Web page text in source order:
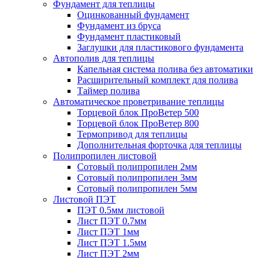
Фундамент для теплицы
Оцинкованный фундамент
Фундамент из бруса
Фундамент пластиковый
Заглушки для пластикового фундамента
Автополив для теплицы
Капельная система полива без автоматики
Расширительный комплект для полива
Таймер полива
Автоматическое проветривание теплицы
Торцевой блок ПроВетер 500
Торцевой блок ПроВетер 800
Термопривод для теплицы
Дополнительная форточка для теплицы
Полипропилен листовой
Сотовый полипропилен 2мм
Сотовый полипропилен 3мм
Сотовый полипропилен 5мм
Листовой ПЭТ
ПЭТ 0.5мм листовой
Лист ПЭТ 0.7мм
Лист ПЭТ 1мм
Лист ПЭТ 1.5мм
Лист ПЭТ 2мм